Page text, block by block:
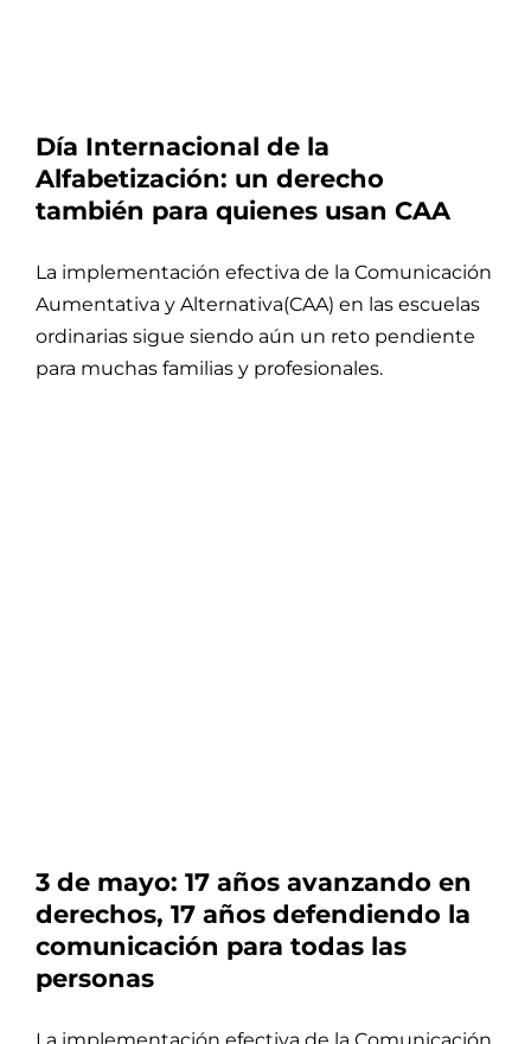
Día Internacional de la
Alfabetización: un derecho
también para quienes usan CAA
La implementación efectiva de la Comunicación
Aumentativa y Alternativa(CAA) en las escuelas
ordinarias sigue siendo aún un reto pendiente
para muchas familias y profesionales.
3 de mayo: 17 años avanzando en
derechos, 17 años defendiendo la
comunicación para todas las
personas